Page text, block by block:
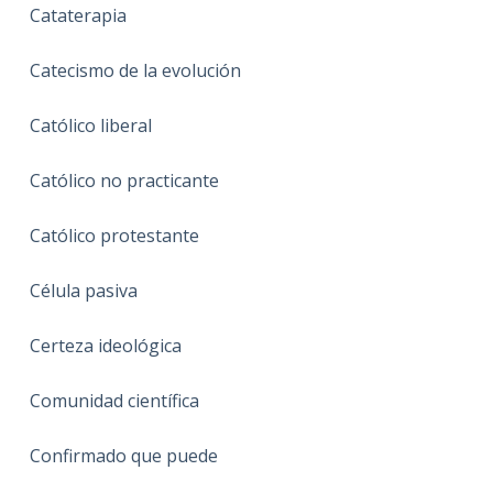
Cataterapia
Catecismo de la evolución
Católico liberal
Católico no practicante
Católico protestante
Célula pasiva
Certeza ideológica
Comunidad científica
Confirmado que puede